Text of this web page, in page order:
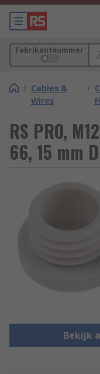
Fabrikantnummer
/ Cables &
Wires
/
RS PRO,
66, 15 mm
Bekijk